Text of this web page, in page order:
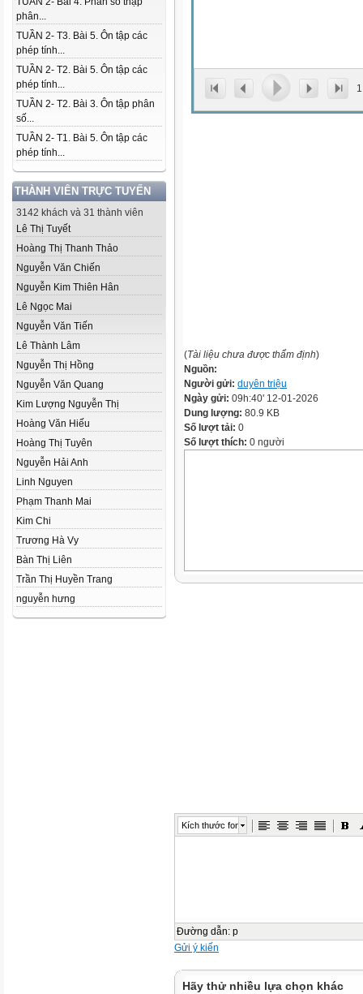
phân...
TUẦN 2- T3. Bài 5. Ôn tập các
phép tính...
TUẦN 2- T2. Bài 5. Ôn tập các
phép tính...
TUẦN 2- T2. Bài 3. Ôn tập phân
số...
TUẦN 2- T1. Bài 5. Ôn tập các
phép tính...
THÀNH VIÊN TRỰC TUYẾN
3142 khách và 31 thành viên
Lê Thị Tuyết
Hoàng Thị Thanh Thảo
Nguyễn Văn Chiến
Nguyễn Kim Thiên Hân
Lê Ngọc Mai
Nguyễn Văn Tiến
Lê Thành Lâm
Nguyễn Thị Hồng
Nguyễn Văn Quang
Kim Lượng Nguyễn Thị
Hoàng Văn Hiếu
Hoàng Thị Tuyên
Nguyễn Hải Anh
Linh Nguyen
Phạm Thanh Mai
Kim Chi
Trương Hà Vy
Bàn Thị Liên
Trần Thị Huyền Trang
nguyễn hưng
1
(Tài liệu chưa được thẩm định)
Nguồn:
Người gửi: duyên triệu
Ngày gửi: 09h:40' 12-01-2026
Dung lượng: 80.9 KB
Số lượt tải: 0
Số lượt thích: 0 người
Kích thước font
Đường dẫn: p
Gửi ý kiến
Hãy thử nhiều lựa chọn khác